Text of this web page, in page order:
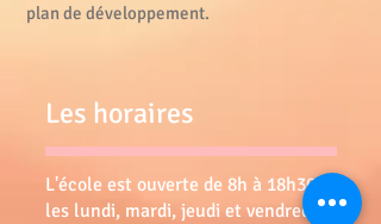
plan de développement.
Les horaires
L'école est ouverte de 8h à 18h30
les lundi, mardi, jeudi et vendredi